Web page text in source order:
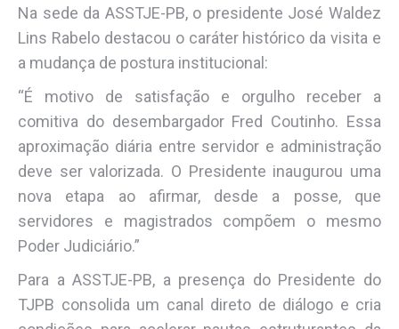
Na sede da ASSTJE-PB, o presidente José Waldez
Lins Rabelo destacou o caráter histórico da visita e
a mudança de postura institucional:
“É motivo de satisfação e orgulho receber a
comitiva do desembargador Fred Coutinho. Essa
aproximação diária entre servidor e administração
deve ser valorizada. O Presidente inaugurou uma
nova etapa ao afirmar, desde a posse, que
servidores e magistrados compõem o mesmo
Poder Judiciário.”
Para a ASSTJE-PB, a presença do Presidente do
TJPB consolida um canal direto de diálogo e cria